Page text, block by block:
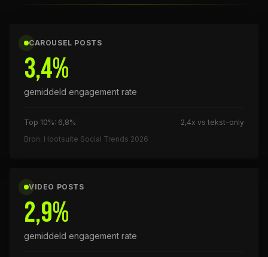
CAROUSEL POSTS
3,4%
gemiddeld engagement rate
Top 10%: 6,8%
2,4x vs tekst-only
Bron: Hootsuite Social Trends 2026
VIDEO POSTS
2,9%
gemiddeld engagement rate